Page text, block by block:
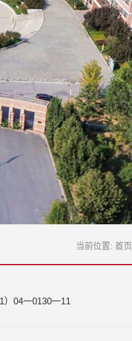
当前位置: 首页
）04一0130一11